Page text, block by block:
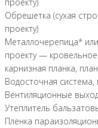
Обрешетка (сухая
проекту)
Металлочерепица*
проекту —
карнизная планка,
Водосточная система,
Вентиляционные
Утеплитель
Пленка